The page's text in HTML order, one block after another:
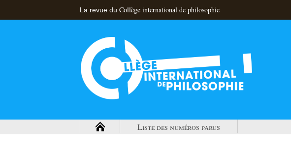
La revue du Collège international de philosophie
Liste des numéros parus